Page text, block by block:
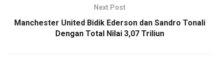
Next Post
Manchester United Bidik Ederson dan Sandro Tonali
Dengan Total Nilai 3,07 Triliun